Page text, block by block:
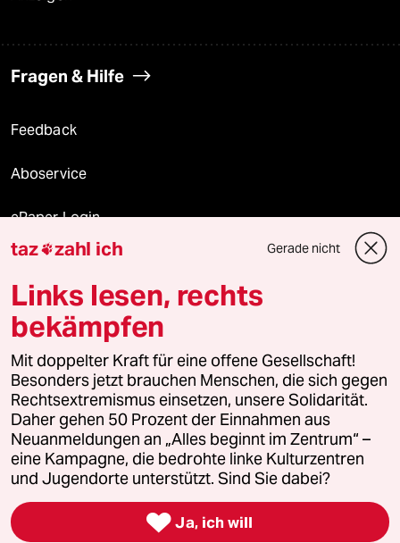
Fragen & Hilfe
Feedback
Aboservice
ePaper Login
Downloads für Abonnierende
© 2026 taz Verlags und Vertriebs GmbH
Alle Rechte vorbehalten. Bei rechtlichen Fragen oder für Genehmigungen
wenden Sie sich bitte an lizenzen@taz.de
Feedback Redaktionsstatut Kommune-Richtlinien
Leitlinie Informant Datenschutz Impressum AGB
Seitenwende Einwilligungen widerrufen (Ads)
taz zahl ich Gerade nicht
Links lesen, rechts
bekämpfen
Mit doppelter Kraft für eine offene Gesellschaft!
Besonders jetzt brauchen Menschen, die sich gegen
Rechtsextremismus einsetzen, unsere Solidarität.
Daher gehen 50 Prozent der Einnahmen aus
Neuanmeldungen an „Alles beginnt im Zentrum“ –
eine Kampagne, die bedrohte linke Kulturzentren
und Jugendorte unterstützt. Sind Sie dabei?
 Ja, ich will